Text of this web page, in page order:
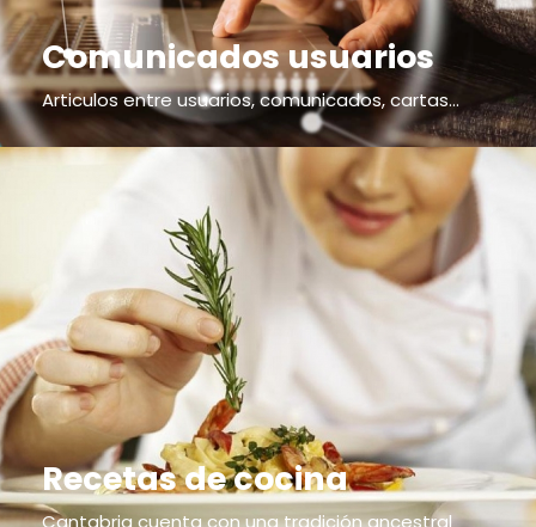
Comunicados usuarios
Articulos entre usuarios, comunicados, cartas...
Recetas de cocina
Cantabria cuenta con una tradición ancestral